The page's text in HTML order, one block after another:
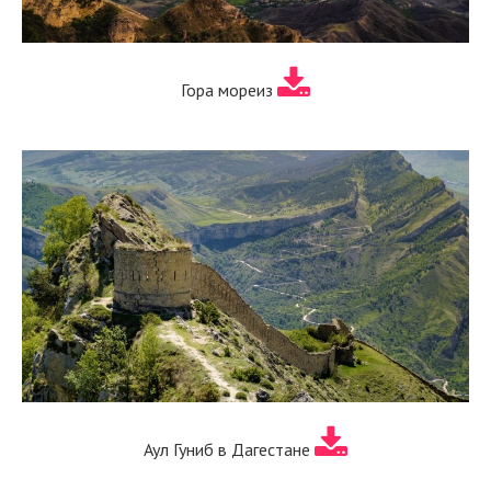
Гора мореиз
Аул Гуниб в Дагестане